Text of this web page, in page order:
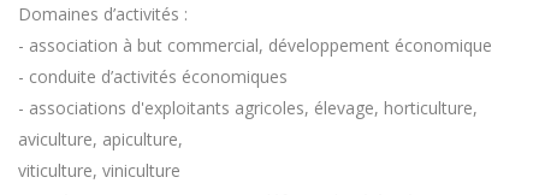
Domaines d’activités :
- association à but commercial, développement économique
- conduite d’activités économiques
- associations d'exploitants agricoles, élevage, horticulture,
aviculture, apiculture,
viticulture, viniculture